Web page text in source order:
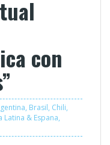
con
, Brasil, Chili,
Latina & Espana,